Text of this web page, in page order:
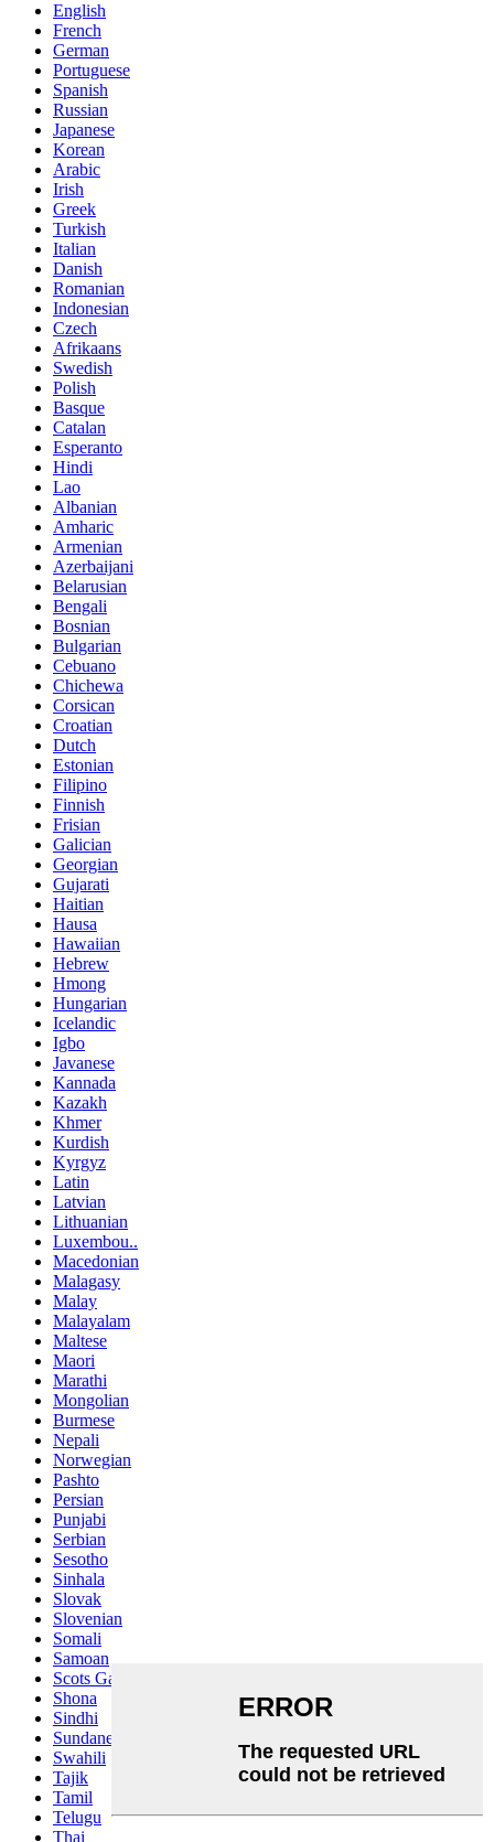
English
French
German
Portuguese
Spanish
Russian
Japanese
Korean
Arabic
Irish
Greek
Turkish
Italian
Danish
Romanian
Indonesian
Czech
Afrikaans
Swedish
Polish
Basque
Catalan
Esperanto
Hindi
Lao
Albanian
Amharic
Armenian
Azerbaijani
Belarusian
Bengali
Bosnian
Bulgarian
Cebuano
Chichewa
Corsican
Croatian
Dutch
Estonian
Filipino
Finnish
Frisian
Galician
Georgian
Gujarati
Haitian
Hausa
Hawaiian
Hebrew
Hmong
Hungarian
Icelandic
Igbo
Javanese
Kannada
Kazakh
Khmer
Kurdish
Kyrgyz
Latin
Latvian
Lithuanian
Luxembou..
Macedonian
Malagasy
Malay
Malayalam
Maltese
Maori
Marathi
Mongolian
Burmese
Nepali
Norwegian
Pashto
Persian
Punjabi
Serbian
Sesotho
Sinhala
Slovak
Slovenian
Somali
Samoan
Scots Gaelic
Shona
Sindhi
Sundanese
Swahili
Tajik
Tamil
Telugu
Thai